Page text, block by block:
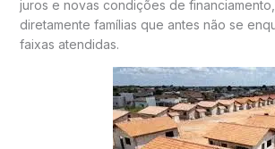
juros e novas condições de
diretamente famílias que antes não se
faixas atendidas.